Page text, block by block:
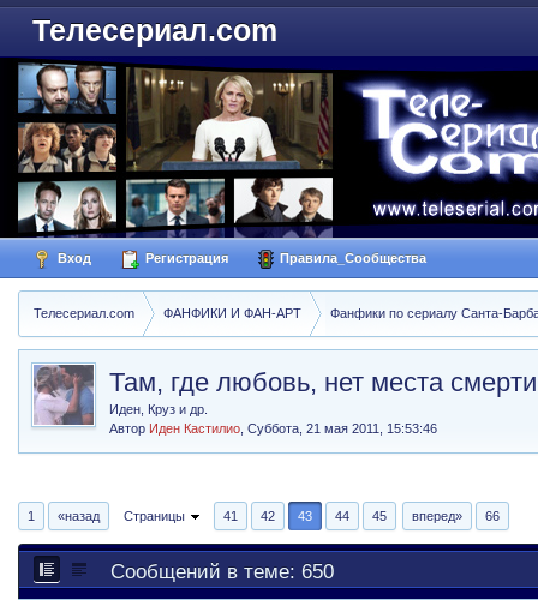
Телесериал.com
Вход Регистрация Правила_Сообщества
Телесериал.com ФАНФИКИ И ФАН-АРТ Фанфики по сериалу Санта-
Там, где любовь, нет места смерти
Иден, Круз и др.
Автор Иден Кастилио ,Суббота, 21 мая 2011, 15:53:46
1 «назад Страницы 41 42 43 44 45 вперед» 66
Сообщений в теме: 650